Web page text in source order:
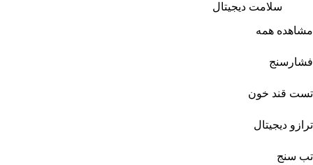
سلامت دیجیتال
مشاهده همه
فشارسنج
تست قند خون
ترازو دیجیتال
تب سنج